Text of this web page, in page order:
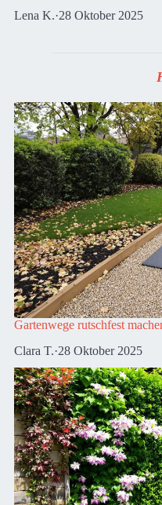
Lena K.·28 Oktober 2025
Gartenwege rutschfest
Clara T.·28 Oktober 2025